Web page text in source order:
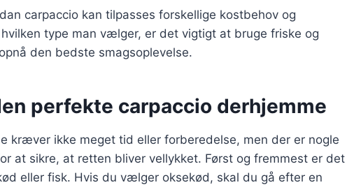
carpaccio kan tilpasses forskellige kostbehov og
type man vælger, er det vigtigt at bruge friske og
den bedste smagsoplevelse.
perfekte carpaccio derhjemme
kræver ikke meget tid eller forberedelse, men der er nogle
at sikre, at retten bliver vellykket. Først og fremmest er det
eller fisk. Hvis du vælger oksekød, skal du gå efter en